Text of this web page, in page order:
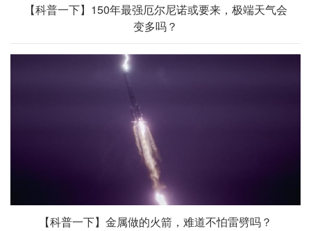
【科普一下】150年最强厄尔尼诺或要来，极端天气会
变多吗？
【科普一下】金属做的火箭，难道不怕雷劈吗？